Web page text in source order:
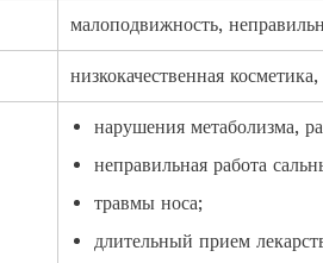
малоподвижность,
низкокачественная
нарушения метаболизма,
неправильная работа
травмы носа;
длительный прием